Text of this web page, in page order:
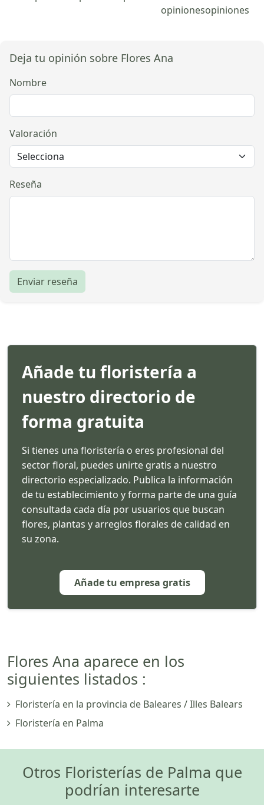
opinionesopiniones
Deja tu opinión sobre Flores Ana
Nombre
Valoración
Reseña
Enviar reseña
Añade tu floristería a
nuestro directorio de
forma gratuita
Si tienes una floristería o eres profesional del
sector floral, puedes unirte gratis a nuestro
directorio especializado. Publica la información
de tu establecimiento y forma parte de una guía
consultada cada día por usuarios que buscan
flores, plantas y arreglos florales de calidad en
su zona.
Añade tu empresa gratis
Flores Ana aparece en los
siguientes listados :
Floristería en la provincia de Baleares / Illes Balears
Floristería en Palma
Otros Floristerías de Palma que
podrían interesarte